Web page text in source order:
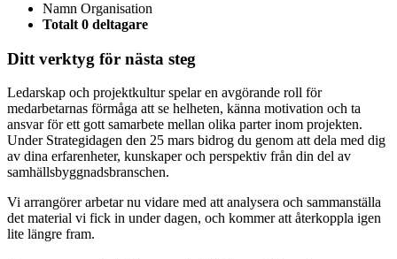
Namn Organisation
Totalt 0 deltagare
Ditt verktyg för nästa steg
Ledarskap och projektkultur spelar en avgörande roll för
medarbetarnas förmåga att se helheten, känna motivation och ta
ansvar för ett gott samarbete mellan olika parter inom projekten.
Under Strategidagen den 25 mars bidrog du genom att dela med dig
av dina erfarenheter, kunskaper och perspektiv från din del av
samhällsbyggnadsbranschen.
Vi arrangörer arbetar nu vidare med att analysera och sammanställa
det material vi fick in under dagen, och kommer att återkoppla igen
lite längre fram.